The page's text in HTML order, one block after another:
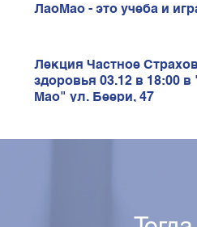
ЛаоМао - это учеба и
Лекция Частное
здоровья 03.12 в 18:00
Мао" ул. Беери, 47